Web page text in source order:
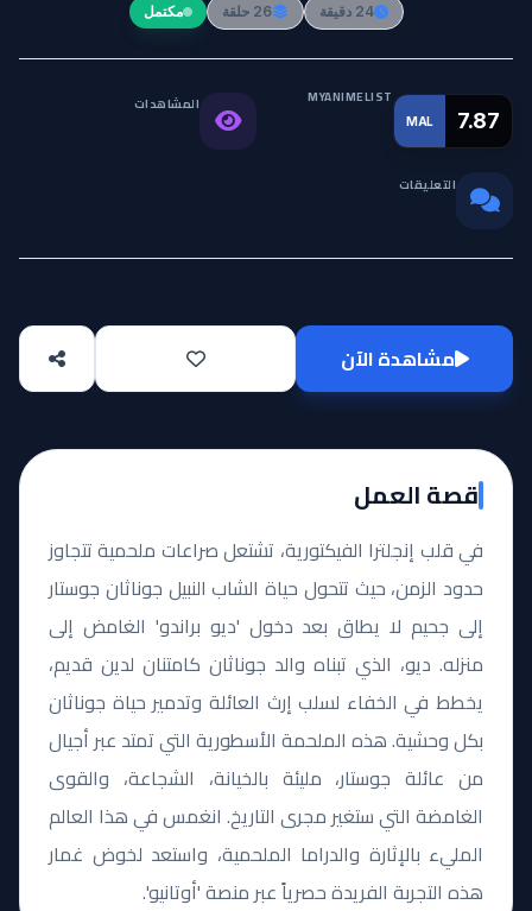
24 دقيقة 26 حلقة مكتمل
MAL 7.87
MYANIMELIST المشاهدات
التعليقات
مشاهدة الآن
قصة العمل
في قلب إنجلترا الفيكتورية، تشتعل صراعات ملحمية تتجاوز
حدود الزمن، حيث تتحول حياة الشاب النبيل جوناثان جوستار
إلى جحيم لا يطاق بعد دخول 'ديو براندو' الغامض إلى
منزله. ديو، الذي تبناه والد جوناثان كامتنان لدين قديم،
يخطط في الخفاء لسلب إرث العائلة وتدمير حياة جوناثان
بكل وحشية. هذه الملحمة الأسطورية التي تمتد عبر أجيال
من عائلة جوستار، مليئة بالخيانة، الشجاعة، والقوى
الغامضة التي ستغير مجرى التاريخ. انغمس في هذا العالم
المليء بالإثارة والدراما الملحمية، واستعد لخوض غمار
هذه التجربة الفريدة حصرياً عبر منصة 'أوتانيو'.